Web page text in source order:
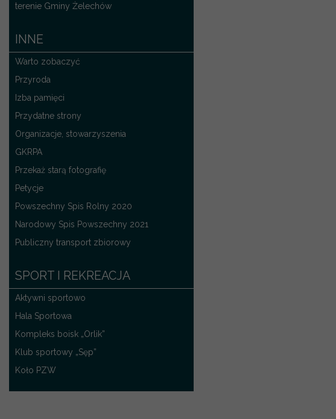
terenie Gminy Żelechów
INNE
Warto zobaczyć
Przyroda
Izba pamięci
Przydatne strony
Organizacje, stowarzyszenia
GKRPA
Przekaż starą fotografię
Petycje
Powszechny Spis Rolny 2020
Narodowy Spis Powszechny 2021
Publiczny transport zbiorowy
SPORT I REKREACJA
Aktywni sportowo
Hala Sportowa
Kompleks boisk „Orlik”
Klub sportowy „Sęp”
Koło PZW